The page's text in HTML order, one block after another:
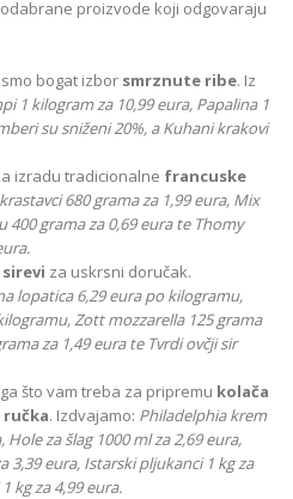
proizvode koji odgovaraju
bogat izbor smrznute ribe. Iz
1 kilogram za 10,99 eura, Papalina 1
su sniženi 20%, a Kuhani krakovi
izradu tradicionalne francuske
680 grama za 1,99 eura, Mix
400 grama za 0,69 eura te Thomy
za uskrsni doručak.
lopatica 6,29 eura po kilogramu,
Zott mozzarella 125 grama
za 1,49 eura te Tvrdi ovčji sir
što vam treba za pripremu kolača
. Izdvajamo: Philadelphia krem
Hole za šlag 1000 ml za 2,69 eura,
3,39 eura, Istarski pljukanci 1 kg za
kg za 4,99 eura.